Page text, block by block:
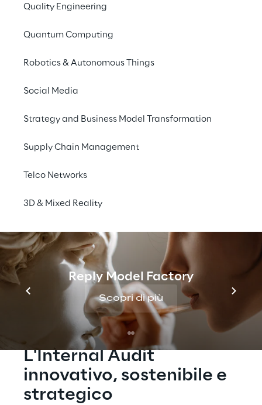
Quality Engineering
Quantum Computing
Robotics & Autonomous Things
Social Media
Strategy and Business Model Transformation
Supply Chain Management
Telco Networks
3D & Mixed Reality
Reply Model Factory
Scopri di più
Reply Consulting sarà presente al Convegno
evidenza il proprio impegno nell'integrazione
di strategie innovative e tecnologie per
supportare le aziende nel percorso di
crescita.
Online
L'Internal Audit
innovativo, sostenibile e
strategico